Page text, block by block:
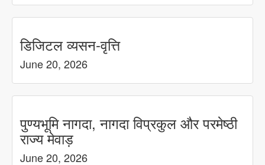
डिजिटल व्यसन-वृत्ति
June 20, 2026
पुण्यभूमि नागदा, नागदा विप्रकुल और परमेष्ठी
राज्य मेवाड़
June 20, 2026